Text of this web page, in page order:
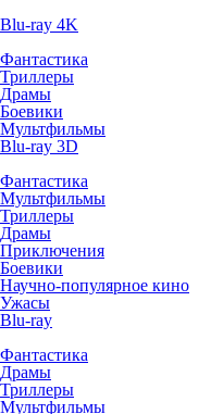
Blu-ray 4K
Фантастика
Триллеры
Драмы
Боевики
Мультфильмы
Blu-ray 3D
Фантастика
Мультфильмы
Триллеры
Драмы
Приключения
Боевики
Научно-популярное кино
Ужасы
Blu-ray
Фантастика
Драмы
Триллеры
Мультфильмы